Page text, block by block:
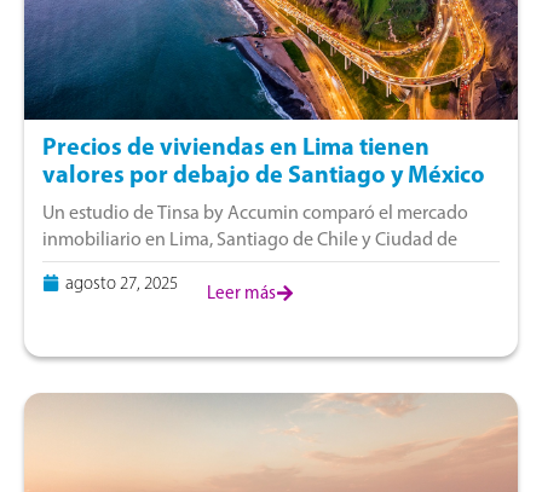
Precios de viviendas en Lima tienen
valores por debajo de Santiago y México
Un estudio de Tinsa by Accumin comparó el mercado
inmobiliario en Lima, Santiago de Chile y Ciudad de
México (CDMX), encontrando similitudes y diferencias en
precios, tamaños de vivienda y
agosto 27, 2025 Leer más